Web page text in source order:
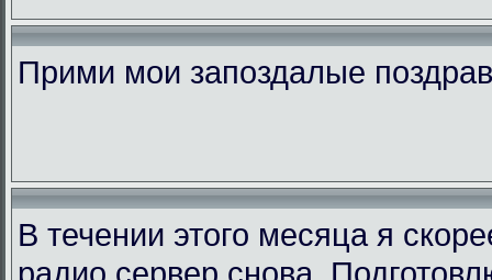
Прими мои запоздалые
В течении этого месяца я
радио сервер снова.